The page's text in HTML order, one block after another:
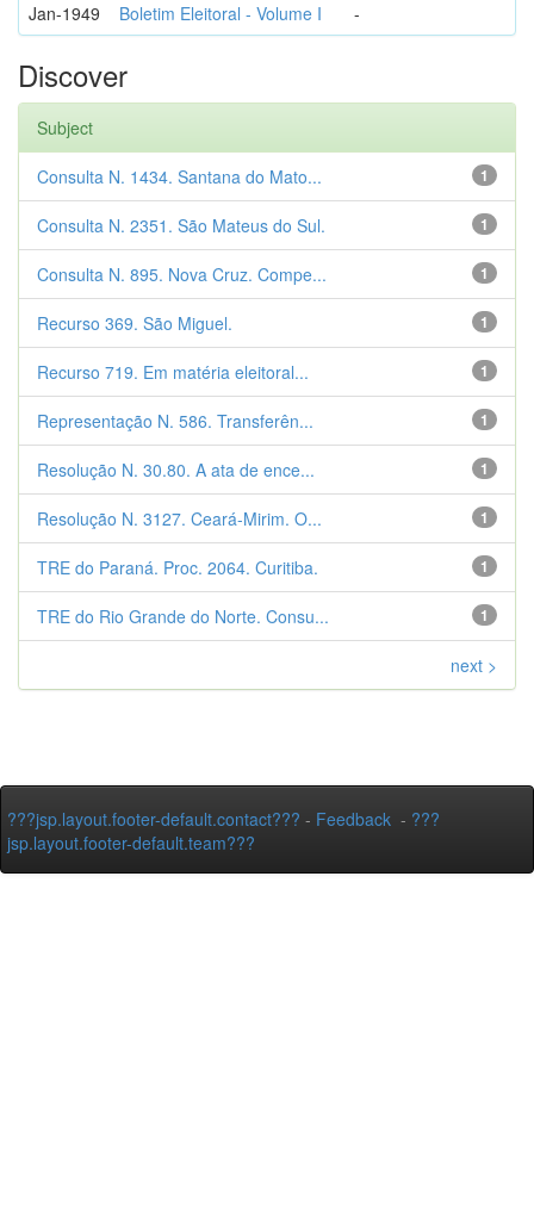
Jan-1949 Boletim Eleitoral - Volume I -
Discover
Subject
1
Consulta N. 1434. Santana do Mato...
1
Consulta N. 2351. São Mateus do Sul.
1
Consulta N. 895. Nova Cruz. Compe...
1
Recurso 369. São Miguel.
1
Recurso 719. Em matéria eleitoral...
1
Representação N. 586. Transferên...
1
Resolução N. 30.80. A ata de ence...
1
Resolução N. 3127. Ceará-Mirim. O...
1
TRE do Paraná. Proc. 2064. Curitiba.
1
TRE do Rio Grande do Norte. Consu...
next >
???jsp.layout.footer-default.contact??? - Feedback - ???
jsp.layout.footer-default.team???